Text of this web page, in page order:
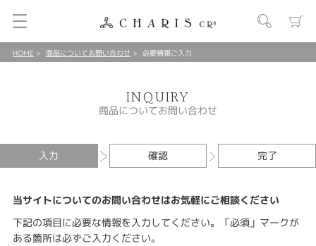
HOME 商品についてお問い合わせ 必要情報ご入力
INQUIRY
商品についてお問い合わせ
入力 確認 完了
当サイトについてのお問い合わせはお気軽にご相談ください
下記の項目に必要な情報を入力してください。「必須」マークが
ある箇所は必ずご入力ください。